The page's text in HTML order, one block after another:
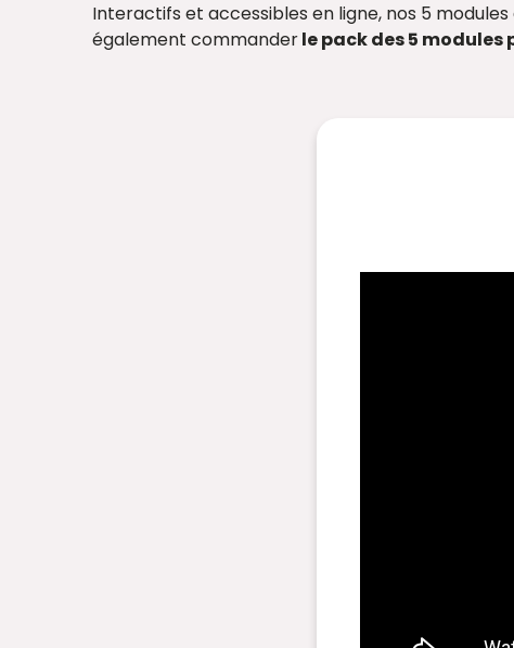
Interactifs et accessibles en ligne, nos 5
également commanderle pack des 5 modules